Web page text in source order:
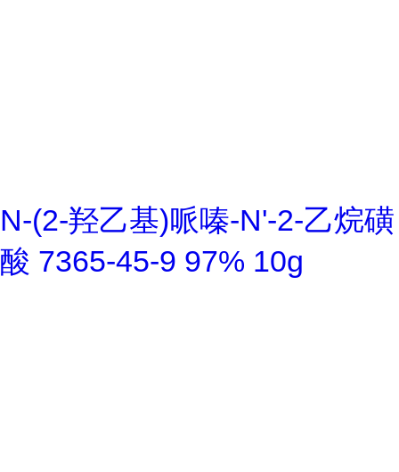
N-(2-羟乙基)哌嗪-N'-2-乙烷磺
酸 7365-45-9 97% 10g